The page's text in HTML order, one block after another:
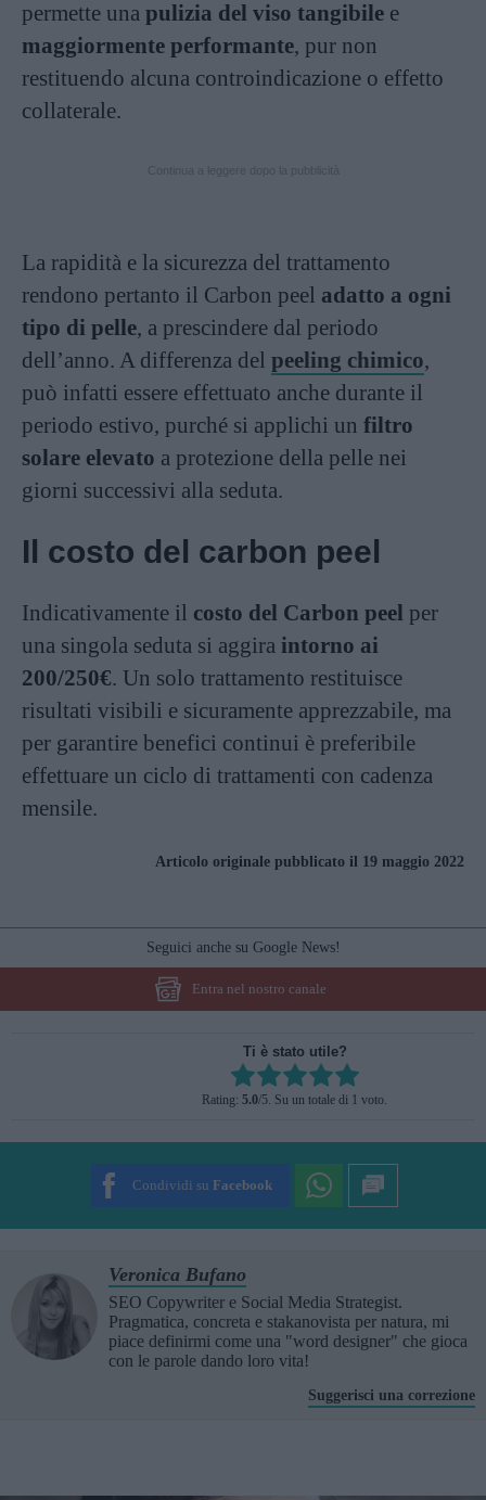
permette una pulizia del viso tangibile e
maggiormente performante, pur non
restituendo alcuna controindicazione o effetto
collaterale.
La rapidità e la sicurezza del trattamento
rendono pertanto il Carbon peel adatto a ogni
tipo di pelle, a prescindere dal periodo
dell’anno. A differenza del peeling chimico,
può infatti essere effettuato anche durante il
periodo estivo, purché si applichi un filtro
solare elevato a protezione della pelle nei
giorni successivi alla seduta.
Il costo del carbon peel
Indicativamente il costo del Carbon peel per
una singola seduta si aggira intorno ai
200/250€. Un solo trattamento restituisce
risultati visibili e sicuramente apprezzabile, ma
per garantire benefici continui è preferibile
effettuare un ciclo di trattamenti con cadenza
mensile.
Articolo originale pubblicato il 19 maggio 2022
Seguici anche su Google News!
Entra nel nostro canale
Ti è stato utile?
Rate this item:
SUBMIT RATING
Rating: 5.0/5. Su un totale di 1 voto.
Condividi su Facebook
Veronica Bufano
SEO Copywriter e Social Media Strategist.
Pragmatica, concreta e stakanovista per natura, mi
piace definirmi come una "word designer" che gioca
con le parole dando loro vita!
Suggerisci una correzione